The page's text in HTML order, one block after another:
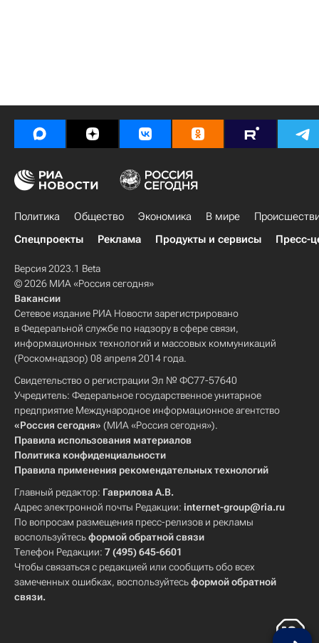
Политика Общество Экономика В мире
Спецпроекты
Реклама Продукты и сервисы Пресс-
Версия 2023.1 Beta
© 2026 МИА «Россия сегодня»
Вакансии
Сетевое издание РИА Новости зарегистрировано
в Федеральной службе по надзору в сфере связи,
информационных технологий и массовых коммуникаций
(Роскомнадзор) 08 апреля 2014 года.
Свидетельство о регистрации Эл № ФС77-57640
Учредитель: Федеральное государственное унитарное
предприятие Международное информационное агентство
«Россия сегодня» (МИА «Россия сегодня»).
Правила использования материалов
Политика конфиденциальности
Правила применения рекомендательных технологий
Главный редактор: Гаврилова А.В.
Адрес электронной почты Редакции: internet-group@ria.ru
По вопросам размещения пресс-релизов и рекламы
воспользуйтесьформой обратной связи
Телефон Редакции: 7 (495) 645-6601
Чтобы связаться с редакцией или сообщить обо всех
замеченных ошибках, воспользуйтесьформой обратной
связи.